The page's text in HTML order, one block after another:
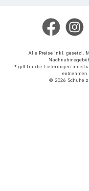
Facebook Instagram
Alle Preise inkl. gesetzl.
* gilt für die Lieferungen
entnehmen
© 2026 Schuhe